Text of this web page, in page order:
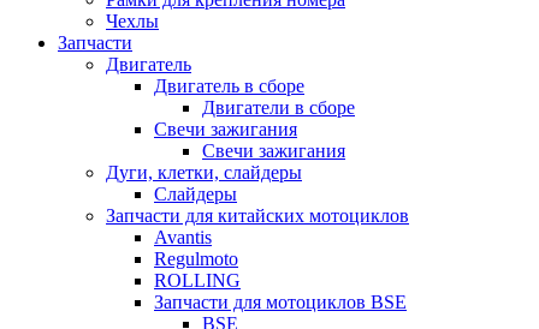
Чехлы
Запчасти
Двигатель
Двигатель в сборе
Двигатели в сборе
Свечи зажигания
Свечи зажигания
Дуги, клетки, слайдеры
Слайдеры
Запчасти для китайских мотоциклов
Avantis
Regulmoto
ROLLING
Запчасти для мотоциклов BSE
BSE